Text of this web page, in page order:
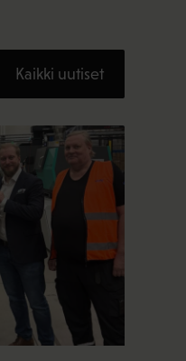
Kaikki uutiset